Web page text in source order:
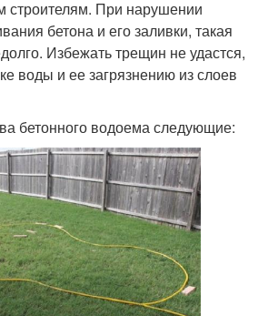
строителям. При нарушении
бетона и его заливки, такая
Избежать трещин не удастся,
воды и ее загрязнению из слоев
бетонного водоема следующие: